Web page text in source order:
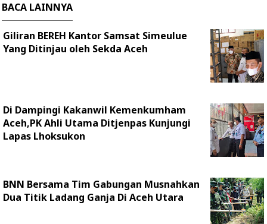
BACA LAINNYA
Giliran BEREH Kantor Samsat Simeulue
Yang Ditinjau oleh Sekda Aceh
Di Dampingi Kakanwil Kemenkumham
Aceh,PK Ahli Utama Ditjenpas Kunjungi
Lapas Lhoksukon
BNN Bersama Tim Gabungan Musnahkan
Dua Titik Ladang Ganja Di Aceh Utara